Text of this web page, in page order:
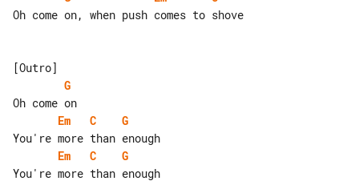
Oh come on, when push comes to shove
G
Em
C
G
Em
C
G